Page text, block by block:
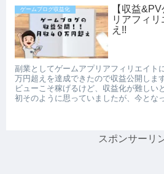
ゲームブログ収益化
【収益
リアフィ
え!!
副業としてゲームアプリアフィリエイト
万円超えを達成できたので収益公開しま
ビューこそ稼げるけど、収益化が難しい
初そのように思っていましたが、今とな
スポンサーリ